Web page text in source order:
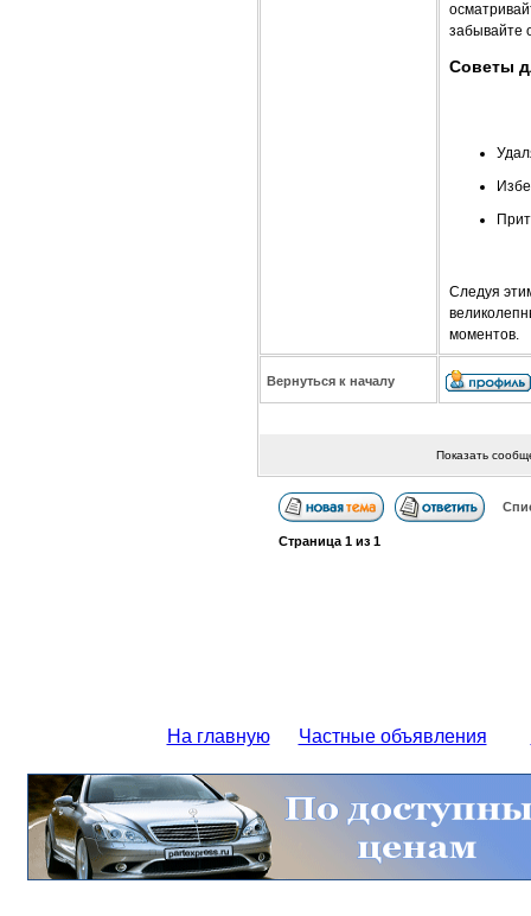
забывайте
Советы
Следуя
моментов.
Вернуться к началу
Показать
Страница 1из 1
На главную Частные объявления